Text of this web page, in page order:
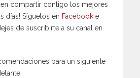
compartir contigo los mejores
días! Síguelos en Facebook e
de suscribirte a su canal en
para un siguiente